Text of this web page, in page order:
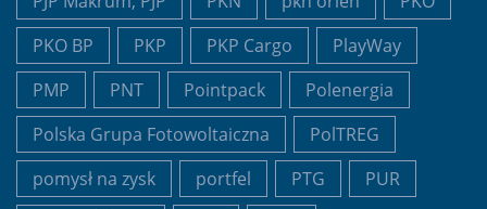
PKO BP
PKP PKP Cargo
PlayWay
PMP
PNT Pointpack
Polenergia
Polska Grupa Fotowoltaiczna
PolTREG
pomysł na zysk
portfel PTG
PUR